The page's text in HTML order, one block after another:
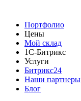
Портфолио
Цены
Мой склад
1С-Битрикс
Услуги
Битрикс24
Наши партнеры
Блог